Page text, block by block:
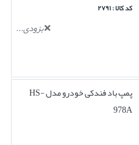
کد کالا : ۲۷۹۱
بزودی...
پمپ باد فندکی خودرو مدل HS-
978A